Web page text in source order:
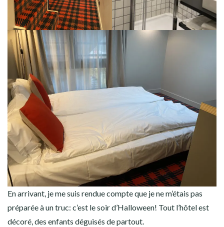
En arrivant, je me suis rendue compte que je ne m’étais pas
préparée à un truc: c’est le soir d’Halloween! Tout l’hôtel est
décoré, des enfants déguisés de partout.